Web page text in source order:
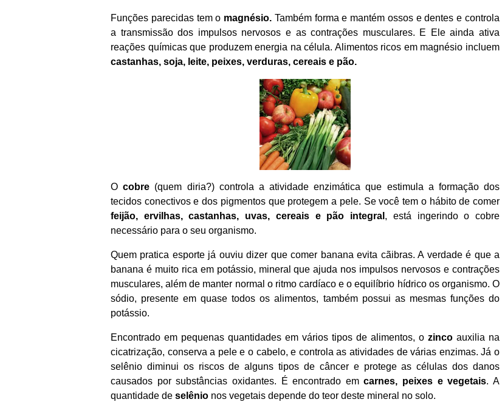
Funções parecidas tem o magnésio. Também forma e mantém ossos e dentes e controla
a transmissão dos impulsos nervosos e as contrações musculares. E Ele ainda ativa
reações químicas que produzem energia na célula. Alimentos ricos em magnésio incluem
castanhas, soja, leite, peixes, verduras, cereais e pão.
Ocobre (quem diria?) controla a atividade enzimática que estimula a formação dos
tecidos conectivos e dos pigmentos que protegem a pele. Se você tem o hábito de comer
feijão, ervilhas, castanhas, uvas, cereais e pão integral , está ingerindo o cobre
necessário para o seu organismo.
Quem pratica esporte já ouviu dizer que comer banana evita cãibras. A verdade é que a
banana é muito rica em potássio, mineral que ajuda nos impulsos nervosos e contrações
musculares, além de manter normal o ritmo cardíaco e o equilíbrio hídrico os organismo. O
sódio, presente em quase todos os alimentos, também possui as mesmas funções do
potássio.
Encontrado em pequenas quantidades em vários tipos de alimentos, o zinco auxilia na
cicatrização, conserva a pele e o cabelo, e controla as atividades de várias enzimas. Já o
selênio diminui os riscos de alguns tipos de câncer e protege as células dos danos
causados por substâncias oxidantes. É encontrado emcarnes, peixes e vegetais. A
quantidade de selênio nos vegetais depende do teor deste mineral no solo.